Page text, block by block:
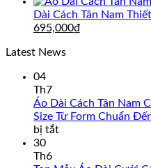
Dài Cách Tân Nam
Giá
là:
695,000₫
Latest News
04
Th7
Áo Dài Cách Tân Nam
Size Từ Form Chuẩn
bị tắtở
30
Th6